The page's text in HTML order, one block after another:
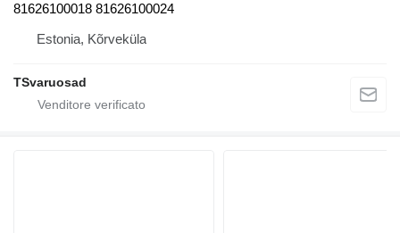
81626100018 81626100024
Estonia, Kõrveküla
TSvaruosad